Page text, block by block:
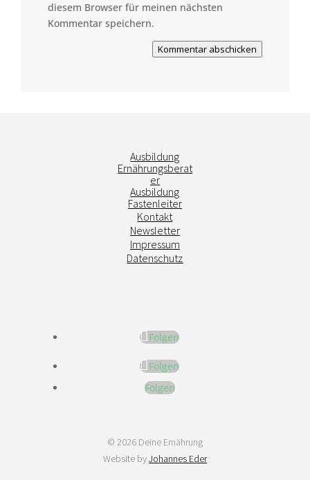
diesem Browser für meinen nächsten
Kommentar speichern.
Kommentar abschicken
Ausbildung
Ernährungsberat
er
Ausbildung
Fastenleiter
Kontakt
Newsletter
Impressum
Datenschutz
Folgen
Folgen
Folgen
© 2026 Deine Ernährung
Website byJohannes Eder